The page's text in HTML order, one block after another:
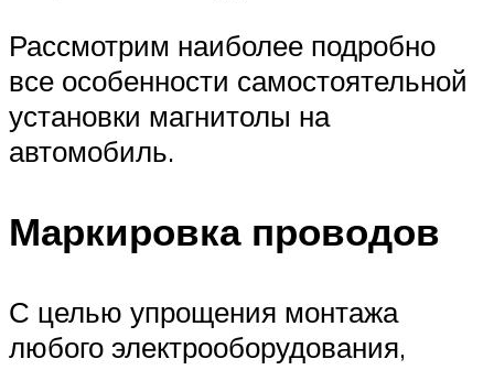
Рассмотрим наиболее подробно
все особенности самостоятельной
установки магнитолы на
автомобиль.
Маркировка проводов
С целью упрощения монтажа
любого электрооборудования,